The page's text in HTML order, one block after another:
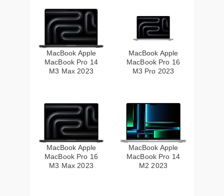
MacBook Apple
MacBook Pro 14
M3 Max 2023
MacBook Apple
MacBook Pro 16
M3 Pro 2023
MacBook Apple
MacBook Pro 16
M3 Max 2023
MacBook Apple
MacBook Pro 14
M2 2023